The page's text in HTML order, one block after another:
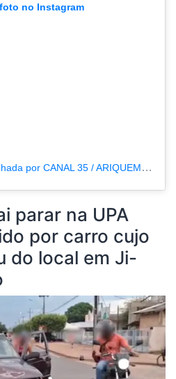
no Instagram
Uma publicação compartilhada por CANAL 35 / ARIQUEMES190 (@tvpcanal35)
parar na UPA
por carro cujo
do local em Ji-